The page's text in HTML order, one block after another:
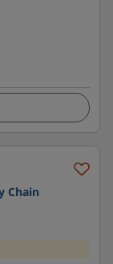
Chain